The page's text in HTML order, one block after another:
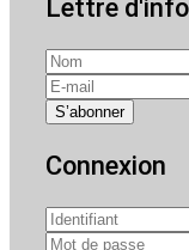
Lettre
Connexion